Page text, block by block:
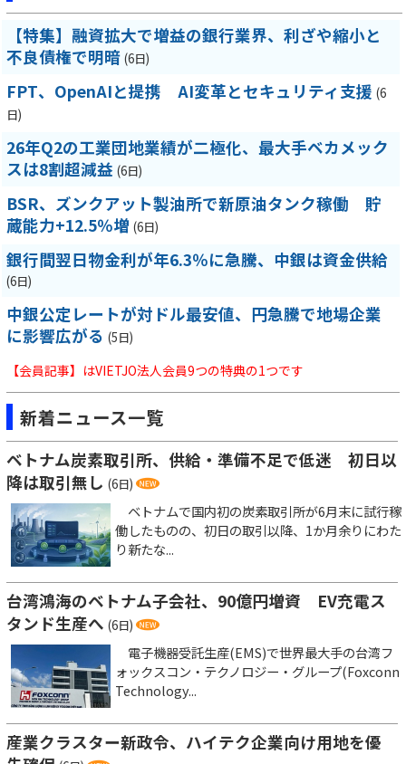
【特集】融資拡大で増益の銀行業界、利ざや縮小と
不良債権で明暗 (6日)
FPT、OpenAIと提携 AI変革とセキュリティ支援 (6
日)
26年Q2の工業団地業績が二極化、最大手ベカメック
スは8割超減益 (6日)
BSR、ズンクアット製油所で新原油タンク稼働 貯
蔵能力+12.5％増 (6日)
銀行間翌日物金利が年6.3％に急騰、中銀は資金供給
(6日)
中銀公定レートが対ドル最安値、円急騰で地場企業
に影響広がる (5日)
【会員記事】はVIETJO法人会員9つの特典の1つです
新着ニュース一覧
ベトナム炭素取引所、供給・準備不足で低迷 初日以
降は取引無し (6日)
ベトナムで国内初の炭素取引所が6月末に試行稼
働したものの、初日の取引以降、1か月余りにわた
り新たな...
台湾鴻海のベトナム子会社、90億円増資 EV充電ス
タンド生産へ (6日)
電子機器受託生産(EMS)で世界最大手の台湾フ
ォックスコン・テクノロジー・グループ(Foxconn
Technology...
産業クラスター新政令、ハイテク企業向け用地を優